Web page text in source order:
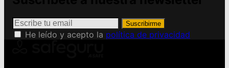
Suscribirme
He leído y acepto la política de privacidad